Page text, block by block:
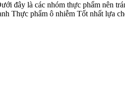
đây là các nhóm thực phẩm nên
Thực phẩm ô nhiễm Tốt nhất lựa